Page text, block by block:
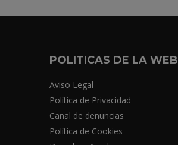
POLITICAS DE LA WEB
Aviso Legal
Política de Privacidad
Canal de denuncias
Política de Cookies